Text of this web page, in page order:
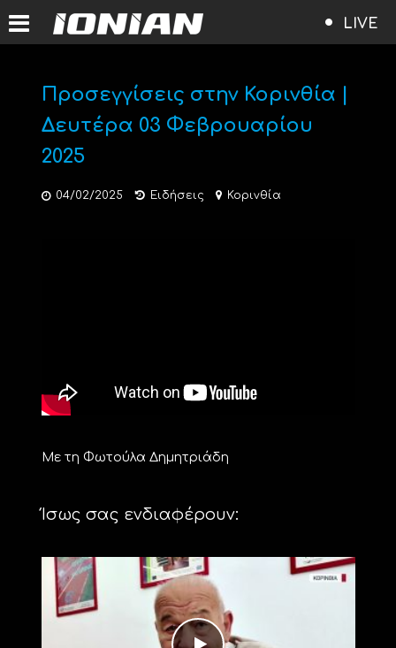
LIVE
Προσεγγίσεις στην Κορινθία |
Δευτέρα 03 Φεβρουαρίου
2025
04/02/2025 Ειδήσεις Κορινθία
Με τη Φωτούλα Δημητριάδη
Ίσως σας ενδιαφέρουν: